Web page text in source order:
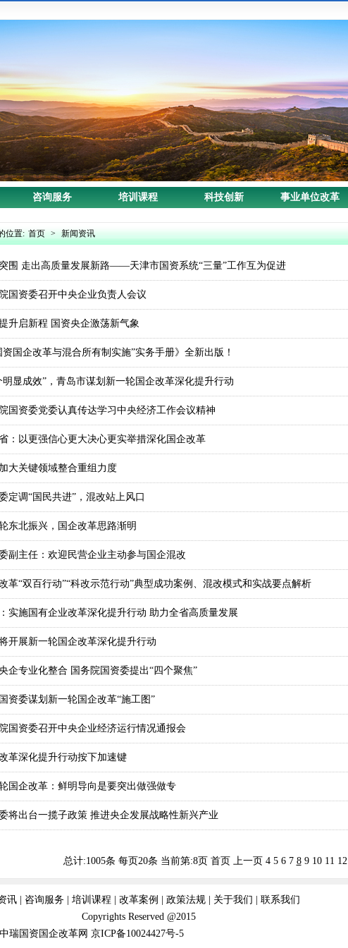
咨询服务 培训课程 科技创新 事业单位改革
位置: 首页 > 新闻资讯
围 走出高质量发展新路——天津市国资系统“三量”工作互为促进
国资委召开中央企业负责人会议
升启新程 国资央企激荡新气象
资国企改革与混合所有制实施”实务手册》全新出版！
明显成效”，青岛市谋划新一轮国企改革深化提升行动
国资委党委认真传达学习中央经济工作会议精神
：以更强信心更大决心更实举措深化国企改革
大关键领域整合重组力度
定调“国民共进”，混改站上风口
东北振兴，国企改革思路渐明
副主任：欢迎民营企业主动参与国企混改
革“双百行动”“科改示范行动”典型成功案例、混改模式和实战要点解析
实施国有企业改革深化提升行动 助力全省高质量发展
开展新一轮国企改革深化提升行动
企专业化整合 国务院国资委提出“四个聚焦”
资委谋划新一轮国企改革“施工图”
国资委召开中央企业经济运行情况通报会
革深化提升行动按下加速键
国企改革：鲜明导向是要突出做强做专
将出台一揽子政策 推进央企发展战略性新兴产业
总计:1005条 每页20条 当前第:8页 首页 上一页 4 5 6 7 8 9 10 11 12
讯 咨询服务 培训课程 改革案例 政策法规 关于我们
联系我们
Copyrights Reserved @2015
中瑞国资国企改革网 京ICP备10024427号-5